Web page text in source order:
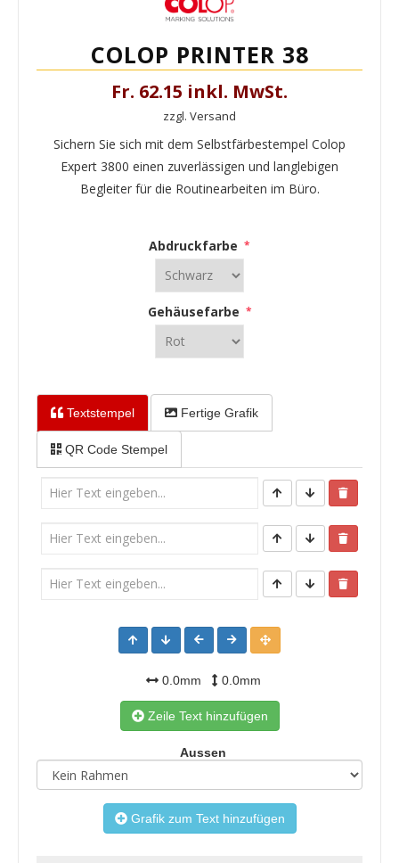
COLOP PRINTER 38
Fr. 62.15 inkl. MwSt.
zzgl. Versand
Sichern Sie sich mit dem Selbstfärbestempel Colop
Expert 3800 einen zuverlässigen und langlebigen
Begleiter für die Routinearbeiten im Büro.
Abdruckfarbe *
Gehäusefarbe *
Textstempel Fertige Grafik
QR Code Stempel
0.0mm 0.0mm
Zeile Text hinzufügen
Aussen
Grafik zum Text hinzufügen